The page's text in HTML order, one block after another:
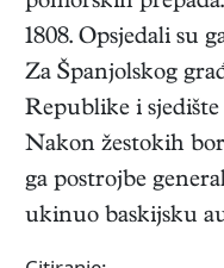
1808. Opsjedali su
Za Španjolskog
Republike i
Nakon žestokih
ga postrojbe
ukinuo baskijsku